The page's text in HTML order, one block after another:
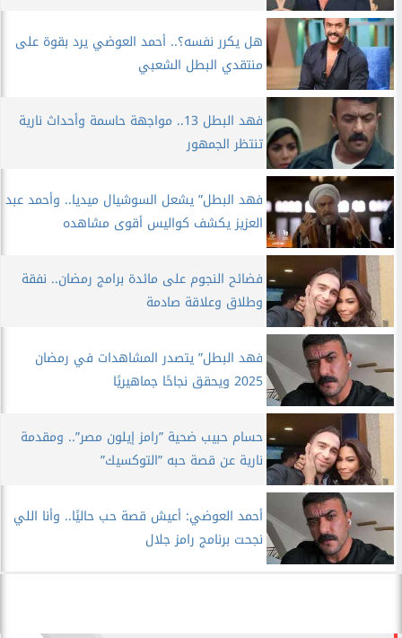
هل يكرر نفسه؟.. أحمد العوضي يرد بقوة على
منتقدي البطل الشعبي
فهد البطل 13.. مواجهة حاسمة وأحداث نارية
تنتظر الجمهور
فهد البطل” يشعل السوشيال ميديا.. وأحمد عبد
العزيز يكشف كواليس أقوى مشاهده
فضائح النجوم على مائدة برامج رمضان.. نفقة
وطلاق وعلاقة صادمة
فهد البطل” يتصدر المشاهدات في رمضان
2025 ويحقق نجاحًا جماهيريًا
حسام حبيب ضحية ”رامز إيلون مصر”.. ومقدمة
نارية عن قصة حبه ”التوكسيك”
أحمد العوضي: أعيش قصة حب حاليًا.. وأنا اللي
نجحت برنامج رامز جلال